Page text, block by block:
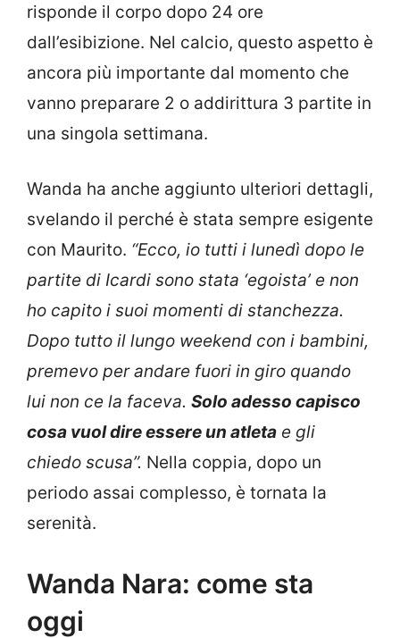
risponde il corpo dopo 24 ore
dall’esibizione. Nel calcio, questo aspetto è
ancora più importante dal momento che
vanno preparare 2 o addirittura 3 partite in
una singola settimana.
Wanda ha anche aggiunto ulteriori dettagli,
svelando il perché è stata sempre esigente
con Maurito. “Ecco, io tutti i lunedì dopo le
partite di Icardi sono stata ‘egoista’ e non
ho capito i suoi momenti di stanchezza.
Dopo tutto il lungo weekend con i bambini,
premevo per andare fuori in giro quando
lui non ce la faceva. Solo adesso capisco
cosa vuol dire essere un atleta e gli
chiedo scusa”. Nella coppia, dopo un
periodo assai complesso, è tornata la
serenità.
Wanda Nara: come sta
oggi